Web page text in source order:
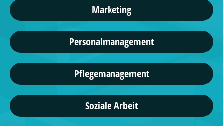
Marketing
Personalmanagement
Pflegemanagement
Soziale Arbeit